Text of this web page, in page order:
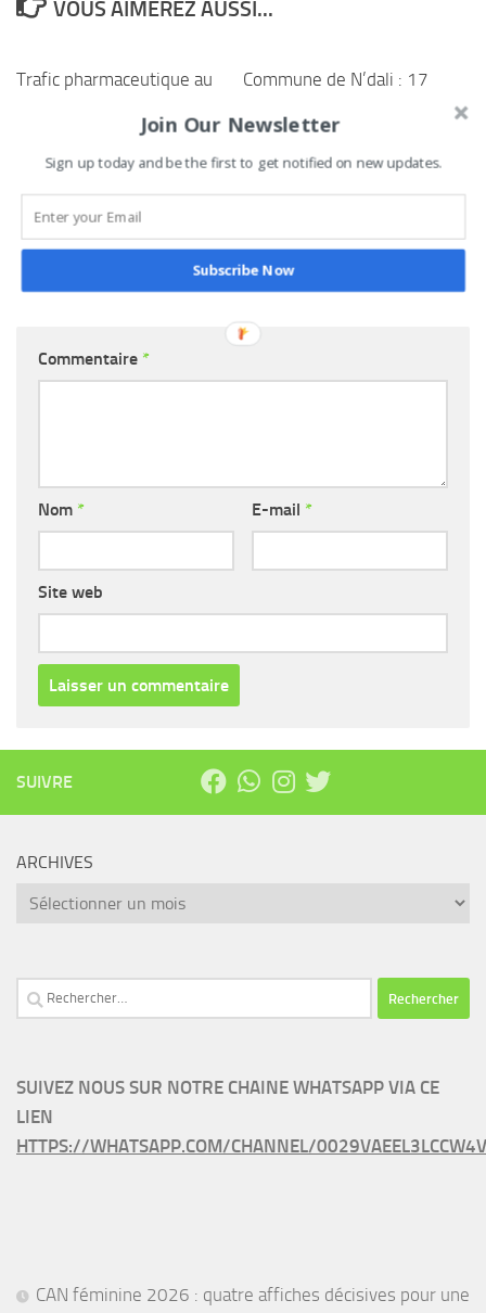
VOUS AIMEREZ AUSSI...
Trafic pharmaceutique au
médicaments saisis à
Sékou
24 OCTOBRE 2025
Commune de N’dali : 17
après l’éclatement d’un
pneu de bus à Sinisson
26 AOÛT 2025
LAISSER UN COMMENTAIRE
Commentaire *
Nom * E-mail *
Site web
SUIVRE
ARCHIVES
Archives
Rechercher :
SUIVEZ NOUS SUR NOTRE CHAINE WHATSAPP VIA CE
LIEN
HTTPS://WHATSAPP.COM/CHANNEL/
CAN féminine 2026 : quatre affiches décisives pour une
Join Our Newsletter
Sign up today and be the first to get notified on new updates.
Subscribe Now